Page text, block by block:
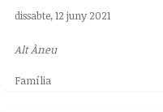
dissabte, 12 juny 2021
Alt Àneu
Família